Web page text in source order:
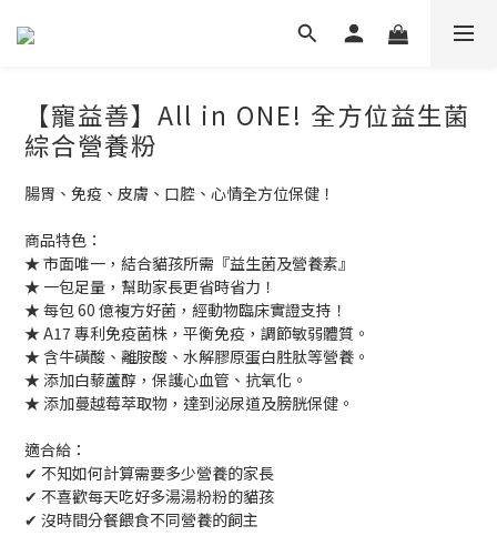
【寵益善】All in ONE! 全方位益生菌
綜合營養粉
腸胃、免疫、皮膚、口腔、心情全方位保健！
商品特色：
★ 市面唯一，結合貓孩所需『益生菌及營養素』
★ 一包足量，幫助家長更省時省力！
★ 每包 60 億複方好菌，經動物臨床實證支持！
★ A17 專利免疫菌株，平衡免疫，調節敏弱體質。
★ 含牛磺酸、離胺酸、水解膠原蛋白胜肽等營養。
★ 添加白藜蘆醇，保護心血管、抗氧化。
★ 添加蔓越莓萃取物，達到泌尿道及膀胱保健。
適合給：
✔ 不知如何計算需要多少營養的家長
✔ 不喜歡每天吃好多湯湯粉粉的貓孩
✔ 沒時間分餐餵食不同營養的飼主